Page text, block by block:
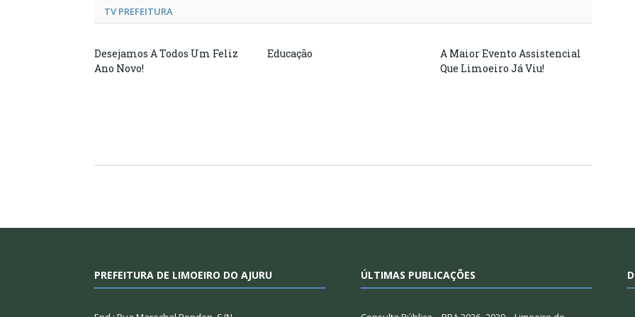
TV PREFEITURA
Desejamos A Todos Um Feliz
Ano Novo!
Educação
A Maior Evento Assistencial
Que Limoeiro Já Viu!
PREFEITURA DE LIMOEIRO DO AJURU ÚLTIMAS PUBLICAÇÕES